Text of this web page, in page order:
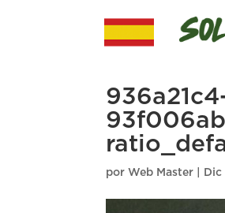
por Web Master